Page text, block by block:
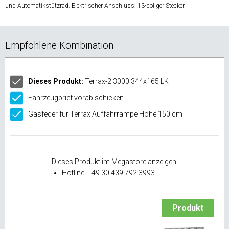
und Automatikstützrad. Elektrischer Anschluss: 13-poliger Stecker.
Empfohlene Kombination
Produkt
Dieses Produkt im Megastore anzeigen.
Hotline: +49 30 439 792 3993
Dieses Produkt: Terrax-2 3000.344x165 LK
Fahrzeugbrief vorab schicken
Gasfeder für Terrax Auffahrrampe Höhe 150 cm